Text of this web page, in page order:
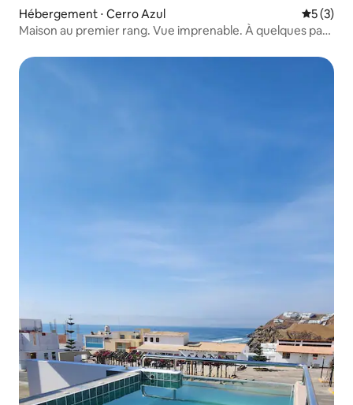
Hébergement ⋅ Cerro Azul
5 (3)
Maison au premier rang. Vue imprenable. À quelques pas